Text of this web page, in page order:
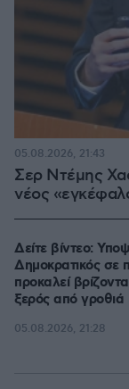
Σερ Ντέμης
νέος
05.08.2026, 21:43
Δείτε βίντεο:
Δημοκρατικός σε
προκαλεί
ξερός από γροθιά
05.08.2026, 21:28